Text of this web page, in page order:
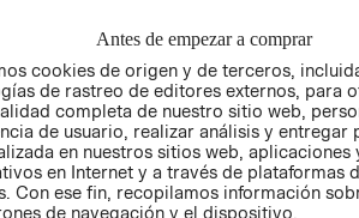
Antes de empezar a comprar
cookies de origen y de terceros,
de rastreo de editores externos, para
completa de nuestro sitio web,
de usuario, realizar análisis y entregar
en nuestros sitios web, aplicaciones
en Internet y a través de plataformas
Con ese fin, recopilamos información
de navegación y el dispositivo.